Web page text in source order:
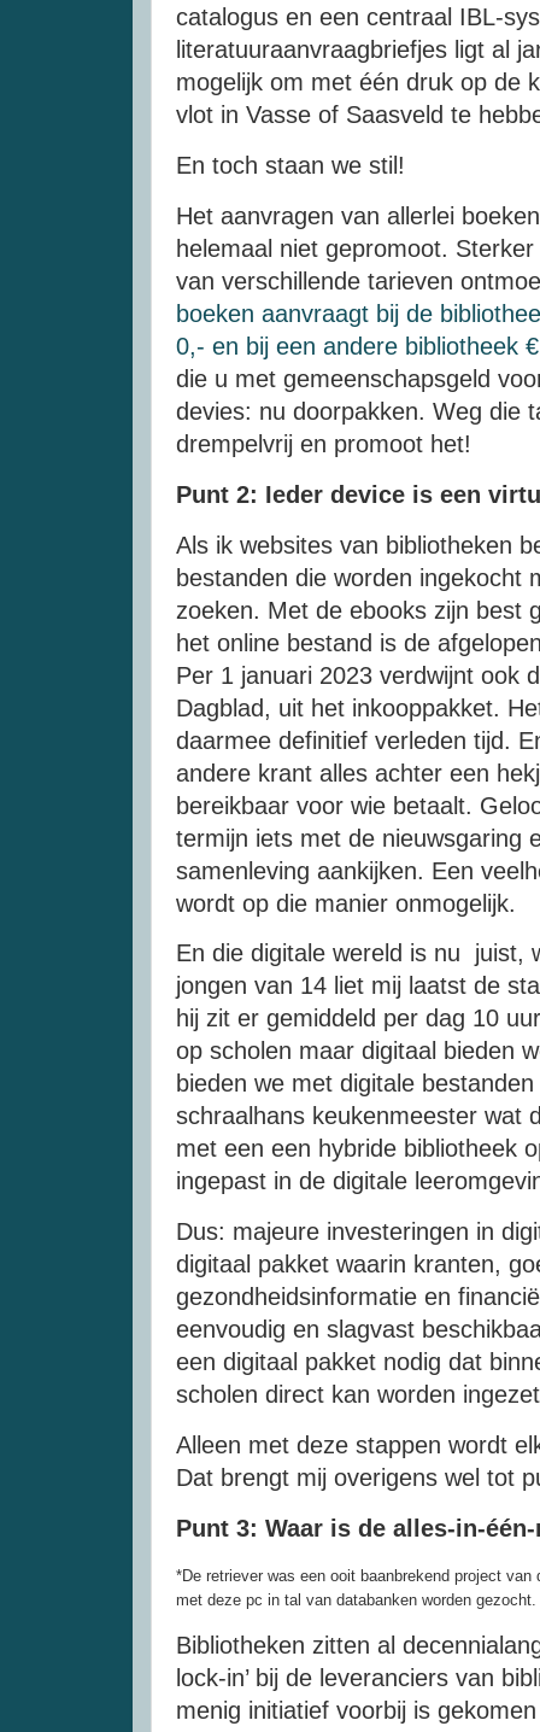
catalogus en een centraal IBL-
literatuuraanvraagbriefjes ligt al
mogelijk om met één druk op de
vlot in Vasse of Saasveld te
En toch staan we stil!
Het aanvragen van allerlei
helemaal niet gepromoot.
van verschillende tarieven
boeken aanvraagt bij de
0,- en bij een andere bibliotheek
die u met gemeenschapsgeld
devies: nu doorpakken. Weg die
drempelvrij en promoot het!
Punt 2: Ieder device is een
Als ik websites van bibliotheken
bestanden die worden ingekocht
zoeken. Met de ebooks zijn best
het online bestand is de
Per 1 januari 2023 verdwijnt ook
Dagblad, uit het inkooppakket.
daarmee definitief verleden tijd.
andere krant alles achter een
bereikbaar voor wie betaalt.
termijn iets met de nieuwsgaring
samenleving aankijken. Een
wordt op die manier onmogelijk.
En die digitale wereld is nu juist,
jongen van 14 liet mij laatst de
hij zit er gemiddeld per dag 10
op scholen maar digitaal bieden
bieden we met digitale
schraalhans keukenmeester wat
met een een hybride bibliotheek
ingepast in de digitale
Dus: majeure investeringen in
digitaal pakket waarin kranten,
gezondheidsinformatie en
eenvoudig en slagvast
een digitaal pakket nodig dat
scholen direct kan worden
Alleen met deze stappen wordt
Dat brengt mij overigens wel tot
Punt 3: Waar is de alles-in-
*De retriever was een ooit baanbrekend project
met deze pc in tal van databanken worden gezocht.
Bibliotheken zitten al
lock-in’ bij de leveranciers van
menig initiatief voorbij is